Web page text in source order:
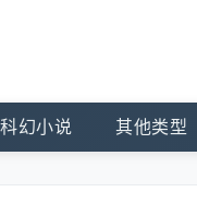
科幻小说 其他类型